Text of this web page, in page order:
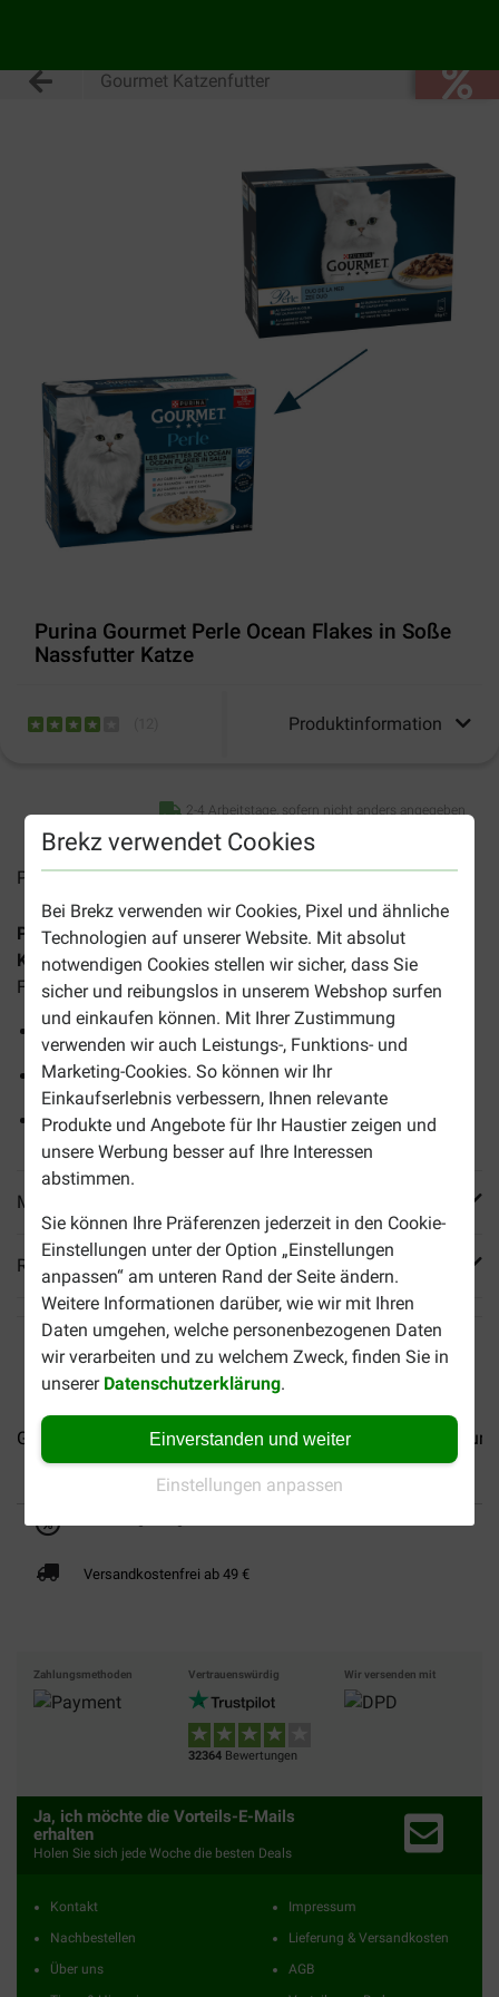
Brekz verwendet Cookies
Bei Brekz verwenden wir Cookies, Pixel und ähnliche
Technologien auf unserer Website. Mit absolut
notwendigen Cookies stellen wir sicher, dass Sie
sicher und reibungslos in unserem Webshop surfen
und einkaufen können. Mit Ihrer Zustimmung
verwenden wir auch Leistungs-, Funktions- und
Marketing-Cookies. So können wir Ihr
Einkaufserlebnis verbessern, Ihnen relevante
Produkte und Angebote für Ihr Haustier zeigen und
unsere Werbung besser auf Ihre Interessen
abstimmen.
Sie können Ihre Präferenzen jederzeit in den Cookie-
Einstellungen unter der Option „Einstellungen
anpassen“ am unteren Rand der Seite ändern.
Weitere Informationen darüber, wie wir mit Ihren
Daten umgehen, welche personenbezogenen Daten
wir verarbeiten und zu welchem Zweck, finden Sie in
unserer Datenschutzerklärung.
Einverstanden und weiter
Einstellungen anpassen
Gourmet Katzenfutter
Purina Gourmet Perle Ocean Flakes in Soße
Nassfutter Katze
Produktinformation
2-4 Arbeitstage, sofern nicht anders angegeben
Preise inkl. MwSt zzgl.Versandkosten
Purina Gourmet Perle Ocean Flakes in Soße Nassfutter
Katzesind köstliche Mahlzeiten in verschiedenen
Fischkombinationen.
12 Mahlzeitbeutel zu je 85 Gramm
Herrliche Kombinationen von Fisch
Ohne künstliche Zusatzstoffe
Mehr Produktinfos
Reviews
Gourmet Gold Luxe Mix... Gourmet Gold Mousse...
Versandkostenfrei ab 49 €
Zahlungsmethoden Vertrauenswürdig
32364 Bewertungen
Wir versenden mit
Ja, ich möchte die Vorteils-E-Mails
erhalten
Holen Sie sich jede Woche die besten Deals
Kontakt
Nachbestellen
Über uns
Impressum
Lieferung & Versandkosten
AGB